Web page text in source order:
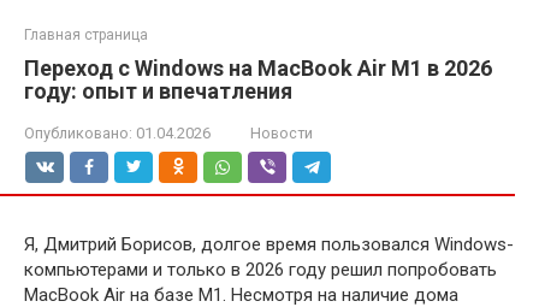
Главная страница
Переход с Windows на MacBook Air M1 в 2026
году: опыт и впечатления
Опубликовано: 01.04.2026 Новости
Я, Дмитрий Борисов, долгое время пользовался Windows-
компьютерами и только в 2026 году решил попробовать
MacBook Air на базе M1. Несмотря на наличие дома